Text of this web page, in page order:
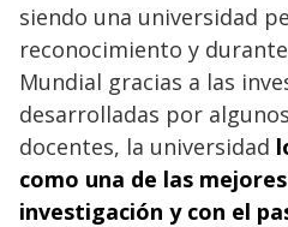
siendo una universidad
reconocimiento y
Mundial gracias a las
desarrolladas por
docentes, la universidad
como una de las
investigación y con el